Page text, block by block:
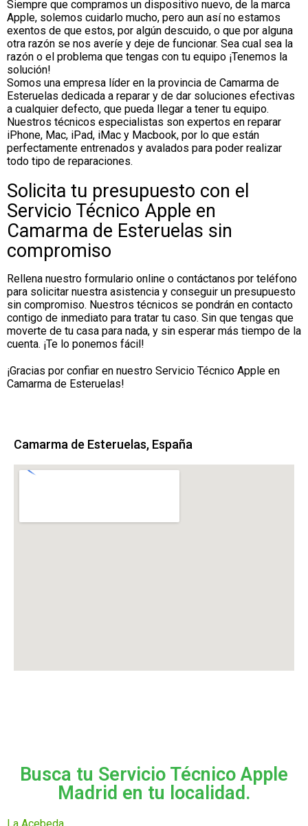
Siempre que compramos un dispositivo nuevo, de la marca
Apple, solemos cuidarlo mucho, pero aun así no estamos
exentos de que estos, por algún descuido, o que por alguna
otra razón se nos averíe y deje de funcionar. Sea cual sea la
razón o el problema que tengas con tu equipo ¡Tenemos la
solución!
Somos una empresa líder en la provincia de Camarma de
Esteruelas dedicada a reparar y de dar soluciones efectivas
a cualquier defecto, que pueda llegar a tener tu equipo.
Nuestros técnicos especialistas son expertos en reparar
iPhone, Mac, iPad, iMac y Macbook, por lo que están
perfectamente entrenados y avalados para poder realizar
todo tipo de reparaciones.
Solicita tu presupuesto con el
Servicio Técnico Apple en
Camarma de Esteruelas sin
compromiso
Rellena nuestro formulario online o contáctanos por teléfono
para solicitar nuestra asistencia y conseguir un presupuesto
sin compromiso. Nuestros técnicos se pondrán en contacto
contigo de inmediato para tratar tu caso. Sin que tengas que
moverte de tu casa para nada, y sin esperar más tiempo de la
cuenta. ¡Te lo ponemos fácil!
¡Gracias por confiar en nuestro Servicio Técnico Apple en
Camarma de Esteruelas!
Camarma de Esteruelas, España
Busca tu Servicio Técnico Apple
Madrid en tu localidad.